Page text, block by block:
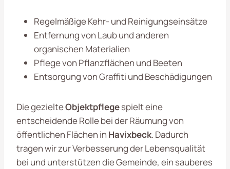
Regelmäßige Kehr- und Reinigungseinsätze
Entfernung von Laub und anderen
organischen Materialien
Pflege von Pflanzflächen und Beeten
Entsorgung von Graffiti und Beschädigungen
Die gezielteObjektpflegespielt eine
entscheidende Rolle bei der Räumung von
öffentlichen Flächen in Havixbeck. Dadurch
tragen wir zur Verbesserung der Lebensqualität
bei und unterstützen die Gemeinde, ein sauberes